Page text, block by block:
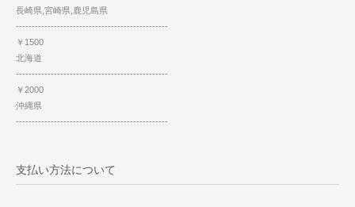
長崎県,宮崎県,鹿児島県
------------------------------------------------
￥1500
北海道
------------------------------------------------
￥2000
沖縄県
------------------------------------------------
支払い方法について